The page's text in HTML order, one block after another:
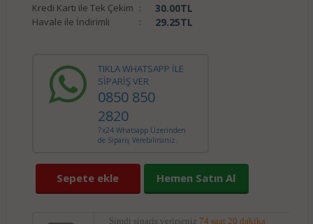
Kredi Kartı ile Tek Çekim : 30.00TL
Havale ile İndirimli : 29.25TL
TIKLA WHATSAPP İLE
SİPARİŞ VER
0850 850
2820
7x24 Whatsapp Üzerinden
de Sipariş Verebilirsiniz.
Sepete ekle Hemen Satın Al
Şimdi sipariş verirseniz 74 saat 20 dakika